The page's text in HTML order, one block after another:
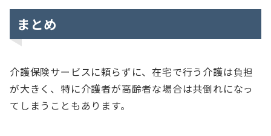
まとめ
介護保険サービスに頼らずに、在宅で行う介護は負担
が大きく、特に介護者が高齢者な場合は共倒れになっ
てしまうこともあります。